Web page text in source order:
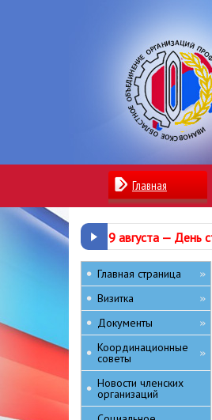
Главная
9 августа — День
Главная страница »
Визитка »
Документы »
Координационные
советы »
Новости членских
организаций